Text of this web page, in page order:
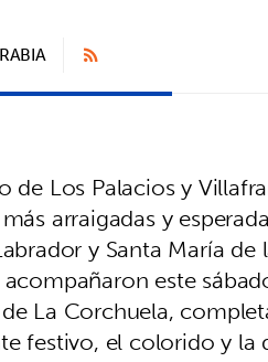
de Los Palacios y
arraigadas y
y Santa María
este
La Corchuela,
festivo, el colorido y la